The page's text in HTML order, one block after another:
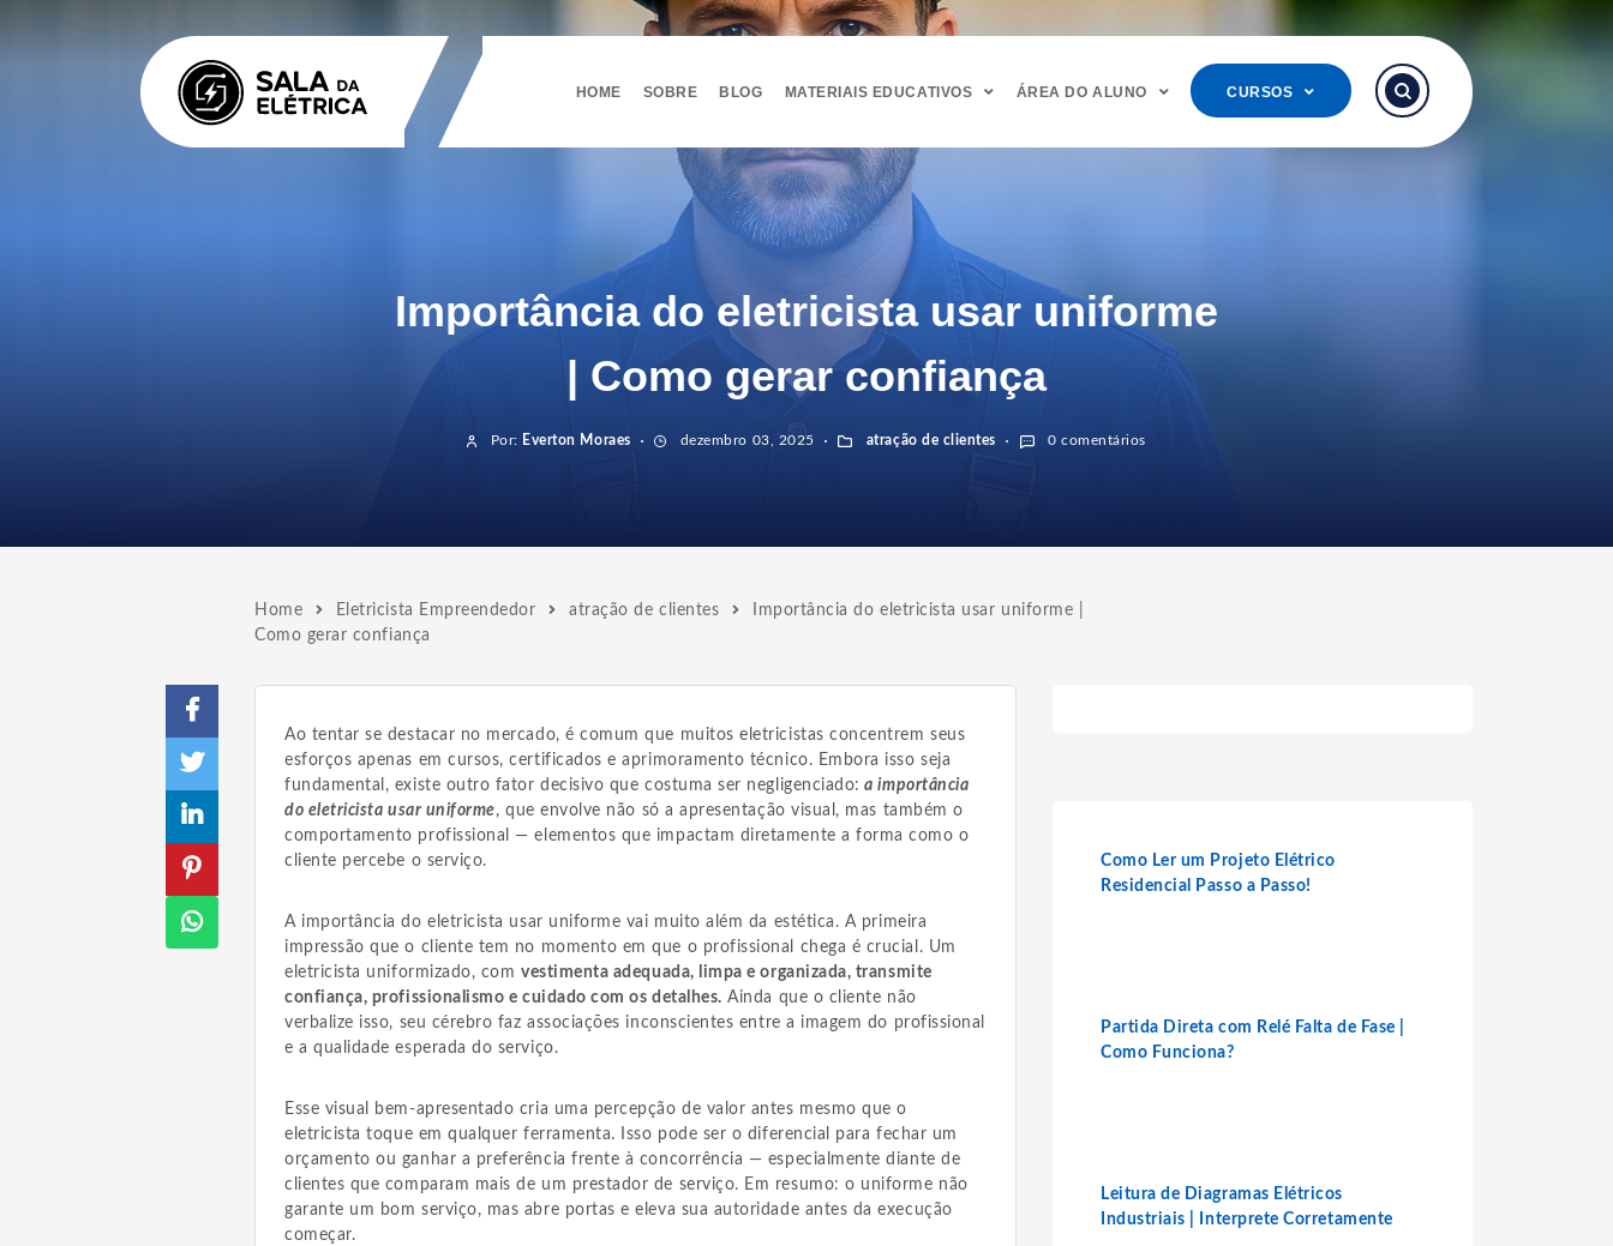
HOME SOBRE BLOG MATERIAIS EDUCATIVOS ÁREA DO ALUNO CURSOS
Importância do eletricista usar uniforme
| Como gerar confiança
Por: Everton Moraes dezembro 03, 2025 atração de clientes 0 comentários
Home Eletricista Empreendedor atração de clientes
Importância do eletricista usar uniforme |
Como gerar confiança
Ao tentar se destacar no mercado, é comum que muitos eletricistas concentrem seus
esforços apenas em cursos, certificados e aprimoramento técnico. Embora isso seja
fundamental, existe outro fator decisivo que costuma ser negligenciado: a importância
do eletricista usar uniforme, que envolve não só a apresentação visual, mas também o
comportamento profissional — elementos que impactam diretamente a forma como o
cliente percebe o serviço.
A importância do eletricista usar uniforme vai muito além da estética. A primeira
impressão que o cliente tem no momento em que o profissional chega é crucial. Um
eletricista uniformizado, com vestimenta adequada, limpa e organizada, transmite
confiança, profissionalismo e cuidado com os detalhes. Ainda que o cliente não
verbalize isso, seu cérebro faz associações inconscientes entre a imagem do profissional
e a qualidade esperada do serviço.
Esse visual bem-apresentado cria uma percepção de valor antes mesmo que o
eletricista toque em qualquer ferramenta. Isso pode ser o diferencial para fechar um
orçamento ou ganhar a preferência frente à concorrência — especialmente diante de
clientes que comparam mais de um prestador de serviço. Em resumo: o uniforme não
garante um bom serviço, mas abre portas e eleva sua autoridade antes da execução
começar.
Como Ler um Projeto Elétrico
Residencial Passo a Passo!
Partida Direta com Relé Falta de Fase |
Como Funciona?
Leitura de Diagramas Elétricos
Industriais | Interprete Corretamente